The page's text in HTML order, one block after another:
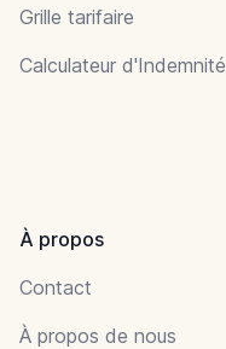
Grille tarifaire
Calculateur d'Indemnité
À propos
Contact
À propos de nous